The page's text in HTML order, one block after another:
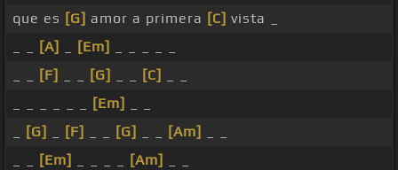
que es [G] amor a primera [C] vista _
[A] [Em]
[F] [G] [C]
[Em]
[G] [F] [G] [Am]
[Em] [Am]